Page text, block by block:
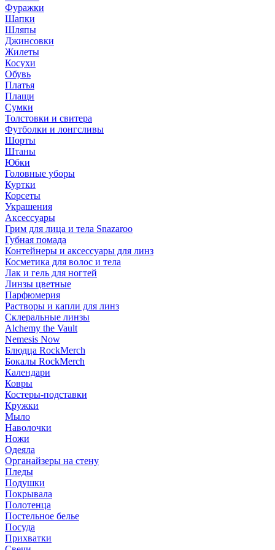
Фуражки
Шапки
Шляпы
Джинсовки
Жилеты
Косухи
Обувь
Платья
Плащи
Сумки
Толстовки и свитера
Футболки и лонгсливы
Шорты
Штаны
Юбки
Головные уборы
Куртки
Корсеты
Украшения
Аксессуары
Грим для лица и тела Snazaroo
Губная помада
Контейнеры и аксессуары для линз
Косметика для волос и тела
Лак и гель для ногтей
Линзы цветные
Парфюмерия
Растворы и капли для линз
Склеральные линзы
Alchemy the Vault
Nemesis Now
Блюдца RockMerch
Бокалы RockMerch
Календари
Ковры
Костеры-подставки
Кружки
Мыло
Наволочки
Ножи
Одеяла
Органайзеры на стену
Пледы
Подушки
Покрывала
Полотенца
Постельное белье
Посуда
Прихватки